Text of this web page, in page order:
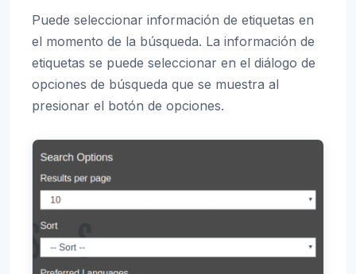
Puede seleccionar información de etiquetas en
el momento de la búsqueda. La información de
etiquetas se puede seleccionar en el diálogo de
opciones de búsqueda que se muestra al
presionar el botón de opciones.